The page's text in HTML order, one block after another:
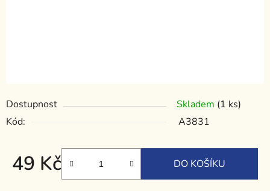
Dostupnost Skladem (1 ks)
Kód:
A3831
49 Kč
Měrná cena:
DO KOŠÍKU